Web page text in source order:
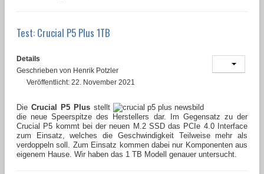
Test: Crucial P5 Plus 1TB
Details
Geschrieben von Henrik Potzler
Veröffentlicht: 22. November 2021
Die Crucial P5 Plus stellt
die neue Speerspitze des Herstellers dar. Im Gegensatz zu der
Crucial P5 kommt bei der neuen M.2 SSD das PCIe 4.0 Interface
zum Einsatz, welches die Geschwindigkeit Teilweise mehr als
verdoppeln soll. Zum Einsatz kommen dabei nur Komponenten aus
eigenem Hause. Wir haben das 1 TB Modell genauer untersucht.